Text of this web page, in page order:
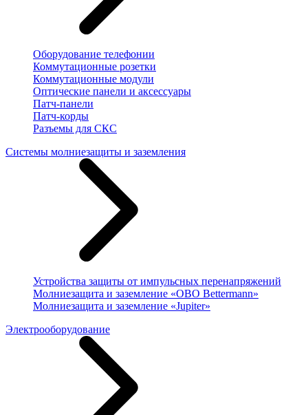
Оборудование телефонии
Коммутационные розетки
Коммутационные модули
Оптические панели и аксессуары
Патч-панели
Патч-корды
Разъемы для СКС
Системы молниезащиты и заземления
Устройства защиты от импульсных перенапряжений
Молниезащита и заземление «OBO Bettermann»
Молниезащита и заземление «Jupiter»
Электрооборудование